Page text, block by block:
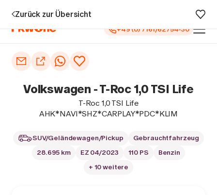
+49 (0) 7161/62754-30
Auto kaufen
Autoankauf
Informieren
Zurück zur Übersicht
Volkswagen - T-Roc 1,0 TSI Life
T-Roc 1,0 TSI Life
AHK*NAVI*SHZ*CARPLAY*PDC*KLIM
SUV/Geländewagen/Pickup
Gebrauchtfahrzeug
28.695 km
EZ 04/2023 110 PS
Benzin
+ 10 weitere